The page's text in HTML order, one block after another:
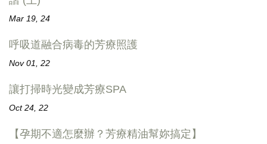
Mar 19, 24
呼吸道融合病毒的芳療照護
Nov 01, 22
讓打掃時光變成芳療SPA
Oct 24, 22
【孕期不適怎麼辦？芳療精油幫妳搞定】